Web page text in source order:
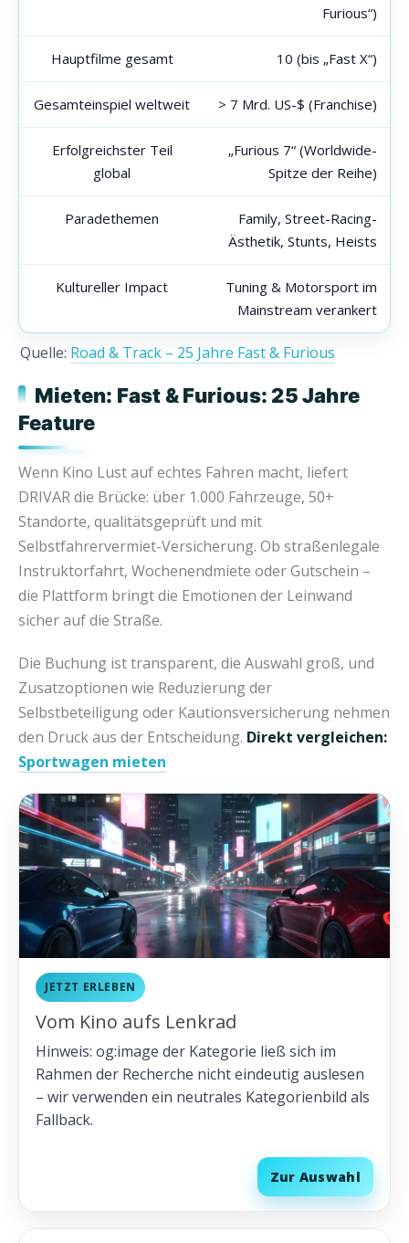
Furious“)
Hauptfilme gesamt 10 (bis „Fast X“)
Gesamteinspiel weltweit > 7 Mrd. US-$ (Franchise)
Erfolgreichster Teil
global
„Furious 7“ (Worldwide-
Spitze der Reihe)
Paradethemen
Family, Street-Racing-
Ästhetik, Stunts, Heists
Kultureller Impact
Tuning & Motorsport im
Mainstream verankert
Quelle: Road & Track – 25 Jahre Fast & Furious
Mieten: Fast & Furious: 25 Jahre
Feature
Wenn Kino Lust auf echtes Fahren macht, liefert
DRIVAR die Brücke: über 1.000 Fahrzeuge, 50+
Standorte, qualitätsgeprüft und mit
Selbstfahrervermiet-Versicherung. Ob straßenlegale
Instruktorfahrt, Wochenendmiete oder Gutschein –
die Plattform bringt die Emotionen der Leinwand
sicher auf die Straße.
Die Buchung ist transparent, die Auswahl groß, und
Zusatzoptionen wie Reduzierung der
Selbstbeteiligung oder Kautionsversicherung nehmen
den Druck aus der Entscheidung. Direkt vergleichen:
Sportwagen mieten
JETZT ERLEBEN
Vom Kino aufs Lenkrad
Hinweis: og:image der Kategorie ließ sich im
Rahmen der Recherche nicht eindeutig auslesen
– wir verwenden ein neutrales Kategorienbild als
Fallback.
Zur Auswahl